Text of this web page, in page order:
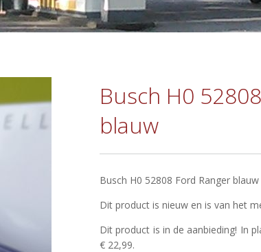
Busch H0
blauw
Busch H0 52808 Ford Ranger
Dit product is nieuw en is van het
Dit product is in de aanbieding! In
€ 22,99.